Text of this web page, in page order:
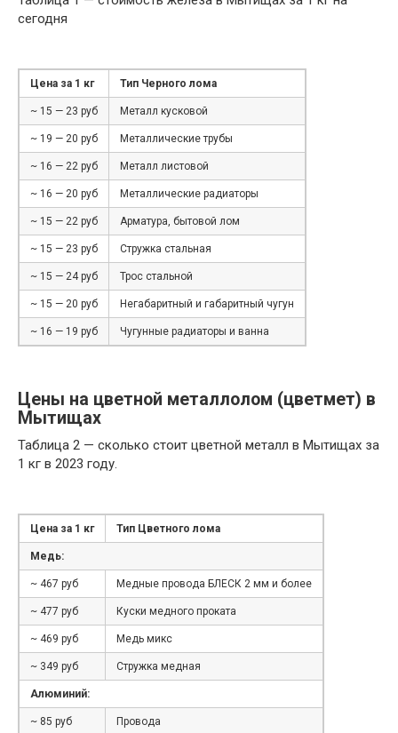
сегодня
Цена за 1 кг Тип Черного лома
~ 15 — 23 руб Металл кусковой
~ 19 — 20 руб Металлические трубы
~ 16 — 22 руб Металл листовой
~ 16 — 20 руб Металлические радиаторы
~ 15 — 22 руб Арматура, бытовой лом
~ 15 — 23 руб Стружка стальная
~ 15 — 24 руб Трос стальной
~ 15 — 20 руб Негабаритный и габаритный чугун
~ 16 — 19 руб Чугунные радиаторы и ванна
Цены на цветной металлолом (цветмет) в
Мытищах
Таблица 2 — сколько стоит цветной металл в Мытищах за
1 кг в 2023 году.
Цена за 1 кг Тип Цветного лома
Медь:
~ 467 руб Медные провода БЛЕСК 2 мм и более
~ 477 руб Куски медного проката
~ 469 руб Медь микс
~ 349 руб Стружка медная
Алюминий:
~ 85 руб Провода